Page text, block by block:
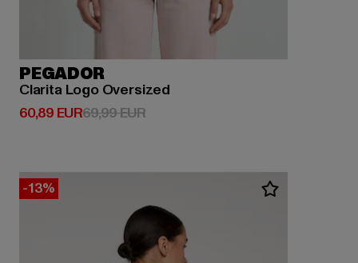
PEGADOR
Clarita Logo Oversized
60,89 EUR
Derzeitiger Preis: 60,89 EUR
69,99 EURAktionspreis: 69,99 EUR
-13%